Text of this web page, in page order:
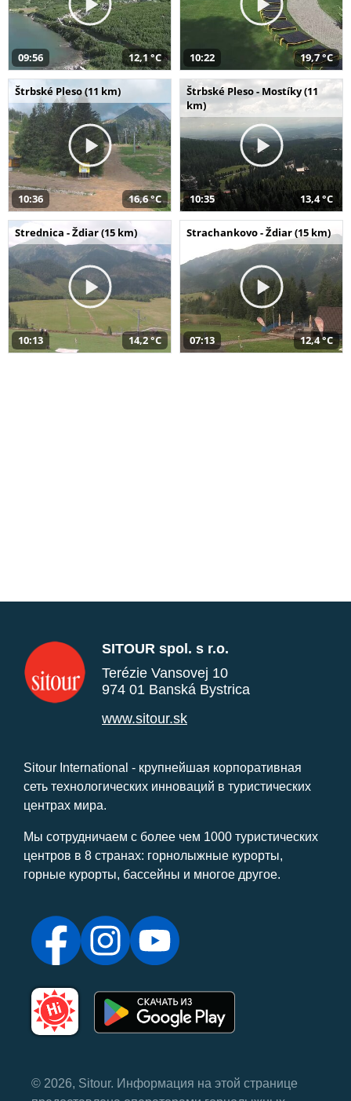
09:56 12,1 °C 10:22 19,7 °C
Štrbské Pleso (11 km)
10:36 16,6 °C
Štrbské Pleso - Mostíky (11
km)
10:35 13,4 °C
Strednica - Ždiar (15 km)
10:13 14,2 °C
Strachankovo - Ždiar (15 km)
07:13 12,4 °C
SITOUR spol. s r.o.
Terézie Vansovej 10
974 01 Banská Bystrica
www.sitour.sk
Sitour International - крупнейшая корпоративная
сеть технологических инноваций в туристических
центрах мира.
Мы сотрудничаем с более чем 1000 туристических
центров в 8 странах: горнолыжные курорты,
горные курорты, бассейны и многое другое.
© 2026, Sitour. Информация на этой странице